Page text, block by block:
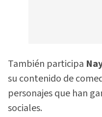
También participa
su contenido de
personajes que han
sociales.